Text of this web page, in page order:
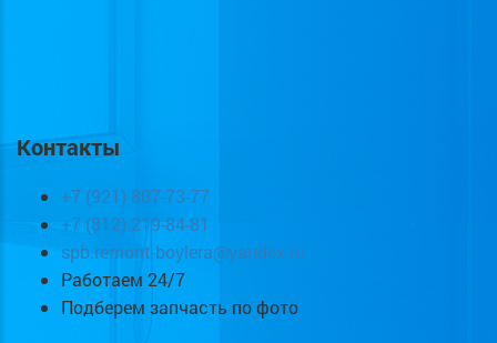
Контакты
+7 (921) 807-73-77
+7 (812) 219-84-81
spb.remont-boylera@yandex.ru
Работаем 24/7
Подберем запчасть по фото